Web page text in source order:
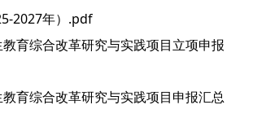
2027年）.pdf
育综合改革研究与实践项目立项申报
育综合改革研究与实践项目申报汇总